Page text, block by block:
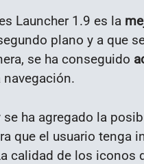
Launcher 1.9 es la
plano y a que
se ha conseguido
ha agregado la
que el usuario tenga
calidad de los iconos